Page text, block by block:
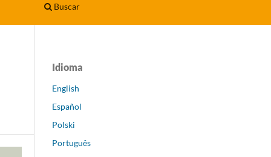
Buscar
Idioma
English
Español
Polski
Português